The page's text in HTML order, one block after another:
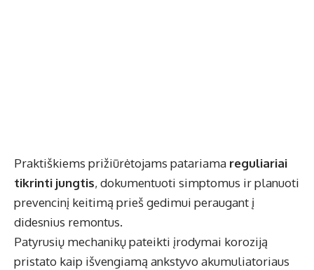
Praktiškiems prižiūrėtojams patariama reguliariai
tikrinti jungtis, dokumentuoti simptomus ir planuoti
prevencinį keitimą prieš gedimui peraugant į
didesnius remontus.
Patyrusių mechanikų pateikti įrodymai koroziją
pristato kaip išvengiamą ankstyvo akumuliatoriaus